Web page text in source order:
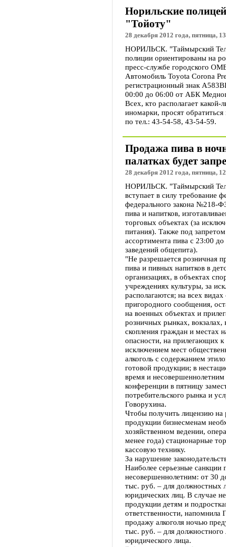
Норильские
"Тойоту"
28 декабря 2012 года, пятница,
НОРИЛЬСК. "Таймырский
полиции ориентированы на
пресс-службе городского
Автомобиль Toyota Corona
регистрационный знак
00:00 до 06:00 от АБК
Всех, кто располагает
иномарки, просят
по тел.: 43-54-58, 43-54-59.
Продажа пива в
палатках будет
28 декабря 2012 года, пятница,
НОРИЛЬСК. "Таймырский
вступает в силу требование
федерального закона №218-
пива и напитков,
торговых объектах (за
питания). Также под
ассортимента пива с 23:00
заведений общепита).
"Не разрешается розничная
пива и пивных напитков в
организациях, в объектах
учреждениях культуры, за
располагаются; на всех
пригородного сообщения,
на военных объектах и
розничных рынках, вокзалах,
скопления граждан и местах
опасности, на прилегающих
исключением мест
алкоголь с содержанием
готовой продукции; в
время и
конференции в пятницу
потребительского рынка и
Говорухина.
Чтобы получить лицензию на
продукции бизнесменам
хозяйственном ведении,
менее года) стационарные
кассовую технику.
За нарушение
Наиболее серьезные санкции
несовершеннолетним: от 30
тыс. руб. – для должностных
юридических лиц. В случае
продукции детям и
ответственности, напомнила
продажу алкоголя ночью
тыс. руб. – для
юридического лица.